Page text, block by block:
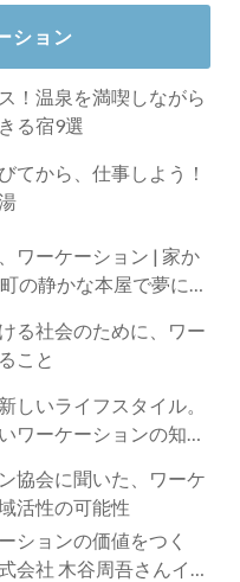
ション
！温泉を満喫しながら
る宿9選
てから、仕事しよう！
ワーケーション | 家か
の静かな本屋で夢に近
る社会のために、ワー
こと
しいライフスタイル。
ワーケーションの知ら
協会に聞いた、ワーケ
活性の可能性
ションの価値をつく
会社 木谷周吾さんイン